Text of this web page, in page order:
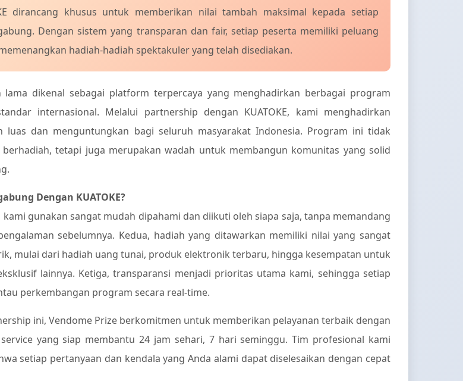
dirancang khusus untuk memberikan nilai tambah maksimal kepada setiap
Dengan sistem yang transparan dan fair, setiap peserta memiliki peluang
hadiah-hadiah spektakuler yang telah disediakan.
lama dikenal sebagai platform terpercaya yang menghadirkan berbagai program
internasional. Melalui partnership dengan KUATOKE, kami menghadirkan
luas dan menguntungkan bagi seluruh masyarakat Indonesia. Program ini tidak
berhadiah, tetapi juga merupakan wadah untuk membangun komunitas yang solid
Dengan KUATOKE?
kami gunakan sangat mudah dipahami dan diikuti oleh siapa saja, tanpa memandang
sebelumnya. Kedua, hadiah yang ditawarkan memiliki nilai yang sangat
mulai dari hadiah uang tunai, produk elektronik terbaru, hingga kesempatan untuk
lainnya. Ketiga, transparansi menjadi prioritas utama kami, sehingga setiap
perkembangan program secara real-time.
ini, Vendome Prize berkomitmen untuk memberikan pelayanan terbaik dengan
yang siap membantu 24 jam sehari, 7 hari seminggu. Tim profesional kami
setiap pertanyaan dan kendala yang Anda alami dapat diselesaikan dengan cepat